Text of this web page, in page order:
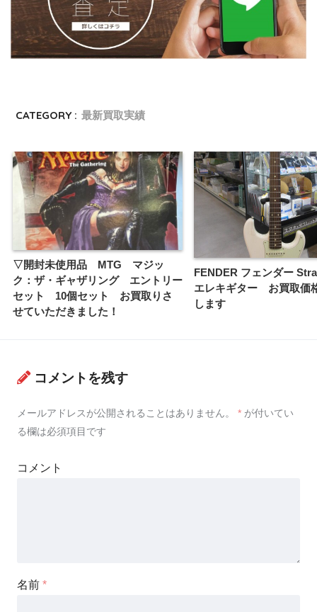
CATEGORY : 最新買取実績
▽開封未使用品 MTG マジッ
ク：ザ・ギャザリング エントリー
セット 10個セット お買取りさ
せていただきました！
FENDER フェンダー
エレキギター お買取価
します
コメントを残す
メールアドレスが公開されることはありません。 * が付いてい
る欄は必須項目です
コメント
名前 *